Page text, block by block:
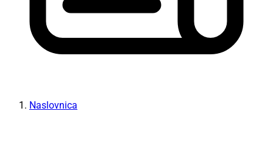
Naslovnica